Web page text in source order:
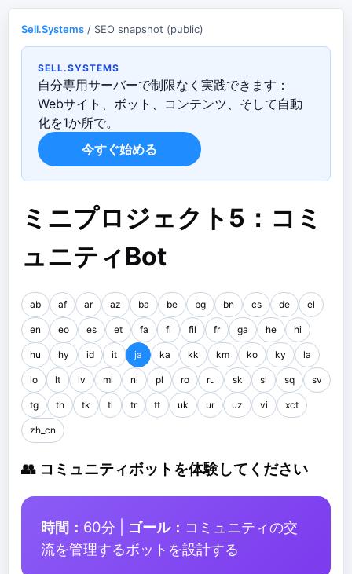
Sell.Systems / SEO snapshot (public)
SELL.SYSTEMS
自分専用サーバーで制限なく実践できます：
Webサイト、ボット、コンテンツ、そして自動
化を1か所で。
今すぐ始める
ミニプロジェクト5：コミ
ュニティBot
ab af ar az ba be bg bn cs de el
en eo es et fa fi fil fr ga he hi
hu hy id it ja ka kk km ko ky la
lo lt lv ml nl pl ro ru sk sl sq sv
tg th tk tl tr tt uk ur uz vi xct
zh_cn
👥 コミュニティボットを体験してください
時間： 60分 | ゴール： コミュニティの交
流を管理するボットを設計する